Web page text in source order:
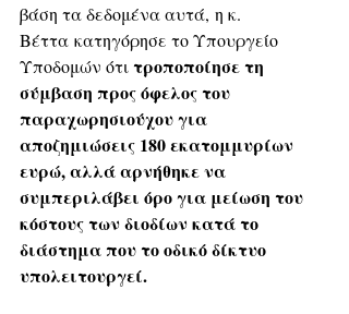
βάση τα δεδομένα αυτά, η κ.
Βέττα κατηγόρησε το Υπουργείο
Υποδομών ότι τροποποίησε τη
σύμβαση προς όφελος του
παραχωρησιούχου για
αποζημιώσεις 180 εκατομμυρίων
ευρώ, αλλά αρνήθηκε να
συμπεριλάβει όρο για μείωση του
κόστους των διοδίων κατά το
διάστημα που το οδικό δίκτυο
υπολειτουργεί.